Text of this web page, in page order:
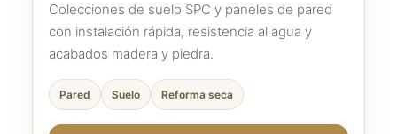
Colecciones de suelo SPC y paneles de pared
con instalación rápida, resistencia al agua y
acabados madera y piedra.
Pared Suelo Reforma seca